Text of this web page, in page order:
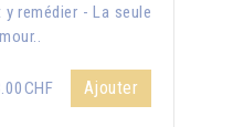
remédier - La seule
Ajouter